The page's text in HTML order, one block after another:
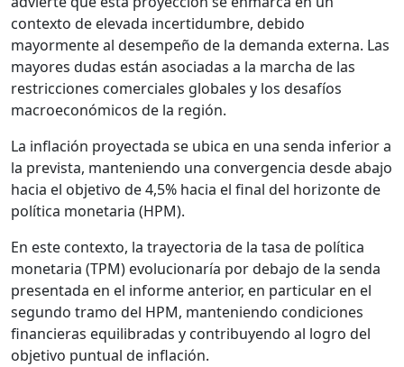
contexto de elevada incertidumbre, debido
mayormente al desempeño de la demanda externa. Las
mayores dudas están asociadas a la marcha de las
restricciones comerciales globales y los desafíos
macroeconómicos de la región.
La inflación proyectada se ubica en una senda inferior a
la prevista, manteniendo una convergencia desde abajo
hacia el objetivo de 4,5% hacia el final del horizonte de
política monetaria (HPM).
En este contexto, la trayectoria de la tasa de política
monetaria (TPM) evolucionaría por debajo de la senda
presentada en el informe anterior, en particular en el
segundo tramo del HPM, manteniendo condiciones
financieras equilibradas y contribuyendo al logro del
objetivo puntual de inflación.